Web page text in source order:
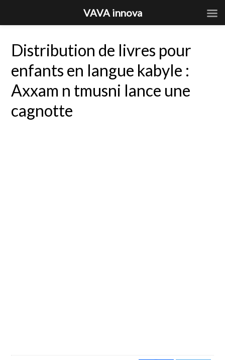
Distribution de livres pour
enfants en langue kabyle :
Axxam n tmusni lance une
cagnotte
VAVA innova